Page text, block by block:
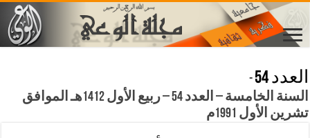
العدد 54
-
السنة الخامسة – العدد 54 – ربيع الأول 1412هـ الموافق
تشرين الأول 1991م